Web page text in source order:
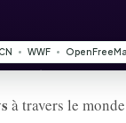
à travers le